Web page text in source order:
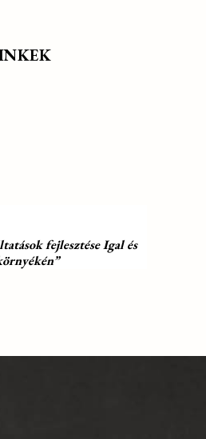
fejlesztése Igal és